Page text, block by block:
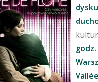
Enter aby wyszukać
godz.
Vallée